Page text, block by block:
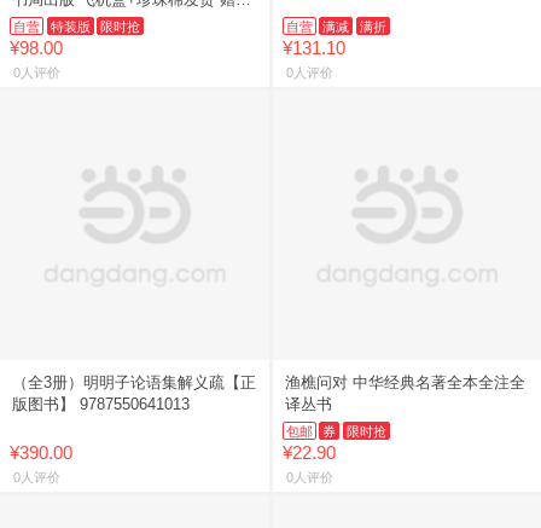
藏书票书签和四大名本别册
自营 特装版 限时抢
¥98.00
0人评价
自营 满减 满折
¥131.10
0人评价
（全3册）明明子论语集解义疏【正
版图书】 9787550641013
¥390.00
0人评价
渔樵问对 中华经典名著全本全注全
译丛书
包邮 券 限时抢
¥22.90
0人评价